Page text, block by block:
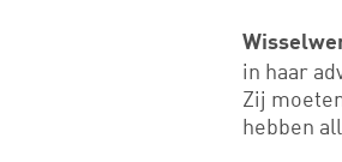
in haar
Zij
hebben